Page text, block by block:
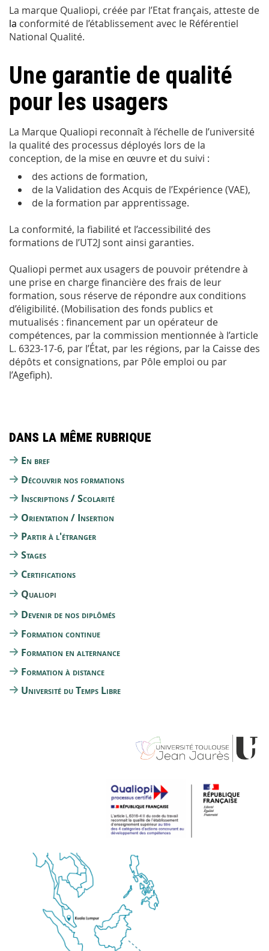
La marque Qualiopi, créée par l’Etat français, atteste de
la conformité de l’établissement avec le Référentiel
National Qualité.
Une garantie de qualité
pour les usagers
La Marque Qualiopi reconnaît à l’échelle de l’université
la qualité des processus déployés lors de la
conception, de la mise en œuvre et du suivi :
des actions de formation,
de la Validation des Acquis de l’Expérience (VAE),
de la formation par apprentissage.
La conformité, la fiabilité et l’accessibilité des
formations de l’UT2J sont ainsi garanties.
Qualiopi permet aux usagers de pouvoir prétendre à
une prise en charge financière des frais de leur
formation, sous réserve de répondre aux conditions
d’éligibilité. (Mobilisation des fonds publics et
mutualisés : financement par un opérateur de
compétences, par la commission mentionnée à l’article
L. 6323-17-6, par l’État, par les régions, par la Caisse des
dépôts et consignations, par Pôle emploi ou par
l’Agefiph).
Dans la même rubrique
En bref
Découvrir nos formations
Inscriptions / Scolarité
Orientation / Insertion
Partir à l'étranger
Stages
Certifications
Qualiopi
Devenir de nos diplômés
Formation continue
Formation en alternance
Formation à distance
Université du Temps Libre